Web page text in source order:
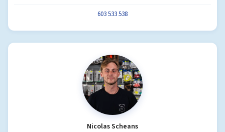
603 533 538
Nicolas Scheans